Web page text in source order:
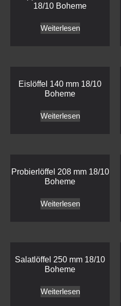
18/10 Boheme
Weiterlesen
Eislöffel 140 mm 18/10
Boheme
Weiterlesen
Probierlöffel 208 mm 18/10
Boheme
Weiterlesen
Salatlöffel 250 mm 18/10
Boheme
Weiterlesen